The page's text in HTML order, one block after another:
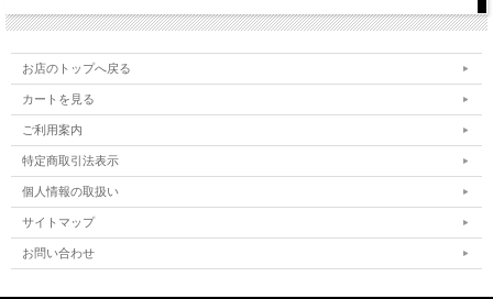
お店のトップへ戻る
カートを見る
ご利用案内
特定商取引法表示
個人情報の取扱い
サイトマップ
お問い合わせ